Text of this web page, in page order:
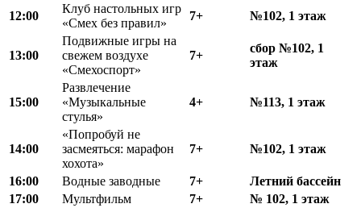
12:00
Клуб настольных игр
«Смех без правил»
7+ №102, 1 этаж
13:00
Подвижные игры на
свежем воздухе
«Смехоспорт»
7+
сбор №102, 1
этаж
15:00
Развлечение
«Музыкальные
стулья»
4+ №113, 1 этаж
14:00
«Попробуй не
засмеяться: марафон
хохота»
7+ №102, 1 этаж
16:00 Водные заводные 7+
Летний бассейн
17:00
Мультфильм 7+ № 102, 1 этаж